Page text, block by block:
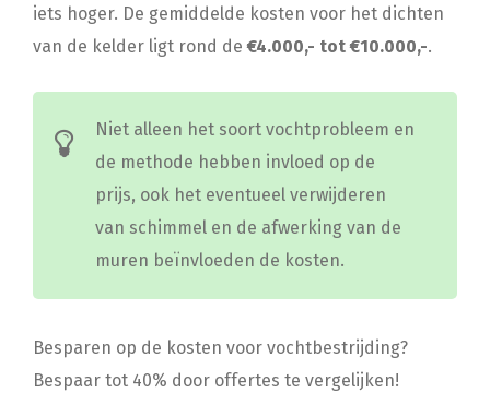
iets hoger. De gemiddelde kosten voor het dichten
van de kelder ligt rond de€4.000,- tot €10.000,-.
Niet alleen het soort vochtprobleem en
de methode hebben invloed op de
prijs, ook het eventueel verwijderen
van schimmel en de afwerking van de
muren beïnvloeden de kosten.
Besparen op de kosten voor vochtbestrijding?
Bespaar tot 40% door offertes te vergelijken!